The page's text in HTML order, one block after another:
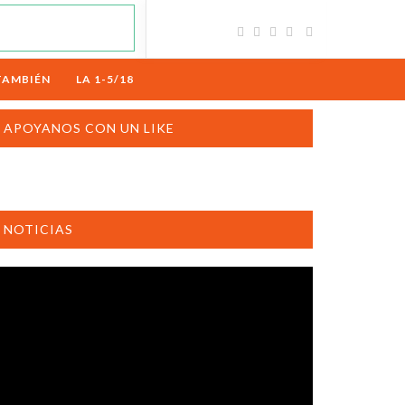
LA 1-5/18
APOYANOS CON UN LIKE
NOTICIAS